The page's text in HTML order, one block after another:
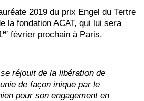
2019 du prix Engel du Tertre
la fondation ACAT, qui lui sera
er février prochain à Paris.
se réjouit de la libération de
de façon inique par le
pour son engagement en